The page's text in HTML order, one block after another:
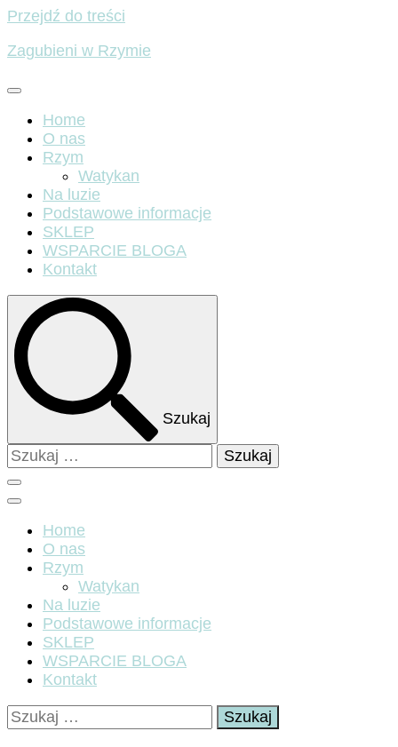
Przejdź do treści
Zagubieni w Rzymie
Home
O nas
Rzym
Watykan
Na luzie
Podstawowe informacje
SKLEP
WSPARCIE BLOGA
Kontakt
Szukaj
Szukaj:
Home
O nas
Rzym
Watykan
Na luzie
Podstawowe informacje
SKLEP
WSPARCIE BLOGA
Kontakt
Szukaj: